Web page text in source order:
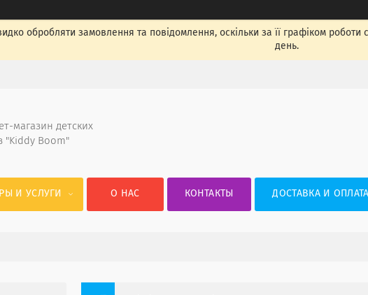
обробляти замовлення та повідомлення, оскільки за її графіком
день.
магазин детских
"Kiddy Boom"
И УСЛУГИ О НАС КОНТАКТЫ ДОСТАВКА И ОПЛАТА